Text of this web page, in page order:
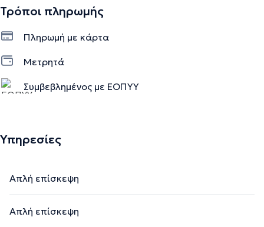
Τρόποι πληρωμής
Πληρωμή με κάρτα
Μετρητά
Συμβεβλημένος με ΕΟΠΥΥ
Υπηρεσίες
Απλή επίσκεψη
Απλή επίσκεψη